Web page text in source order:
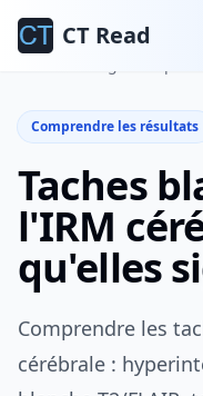
CT Read
Comprendre les résultats
Taches
l'IRM
qu'elles
Comprendre les
cérébrale :